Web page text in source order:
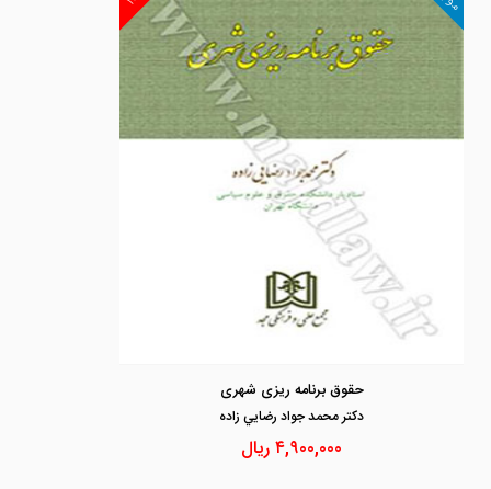
حقوق برنامه ریزی شهری
دكتر محمد جواد رضايي زاده
۴,۹۰۰,۰۰۰ریال